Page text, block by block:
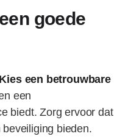
goede
Kies een betrouwbare
een
biedt. Zorg ervoor dat
bieden.